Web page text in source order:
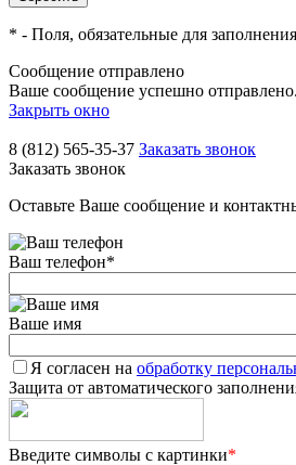
* - Поля, обязательные для заполнения
Сообщение отправлено
Ваше сообщение успешно
Закрыть окно
8 (812) 565-35-37 Заказать звонок
Заказать звонок
Оставьте Ваше сообщение и
Ваш телефон*
Ваше имя
Я согласен на обработку
Защита от автоматического
Введите символы с картинки*